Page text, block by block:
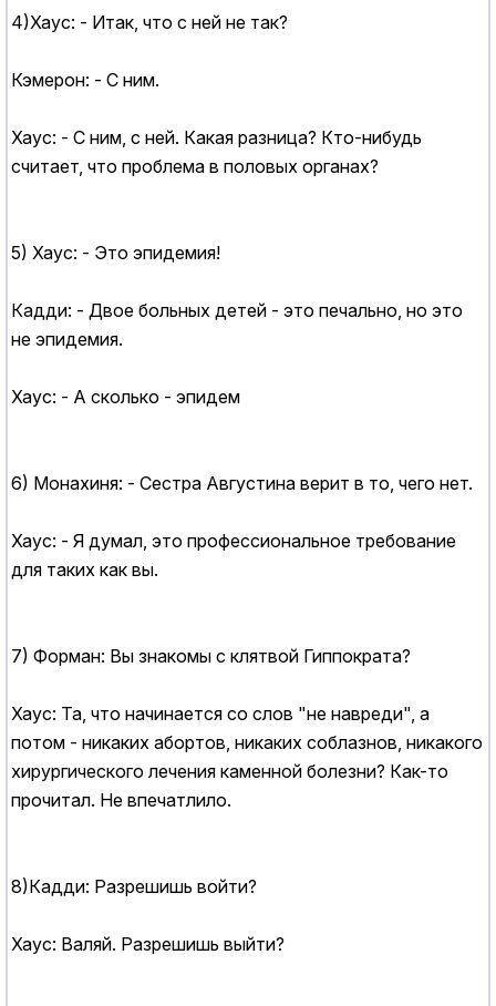
4)Хаус: - Итак, что с ней не так?
Кэмерон: - С ним.
Хаус: - С ним, с ней. Какая разница? Кто-нибудь
считает, что проблема в половых органах?
5) Хаус: - Это эпидемия!
Кадди: - Двое больных детей - это печально, но это
не эпидемия.
Хаус: - А сколько - эпидем
6) Монахиня: - Сестра Августина верит в то, чего нет.
Хаус: - Я думал, это профессиональное требование
для таких как вы.
7) Форман: Вы знакомы с клятвой Гиппократа?
Хаус: Та, что начинается со слов "не навреди", а
потом - никаких абортов, никаких соблазнов, никакого
хирургического лечения каменной болезни? Как-то
прочитал. Не впечатлило.
8)Кадди: Разрешишь войти?
Хаус: Валяй. Разрешишь выйти?